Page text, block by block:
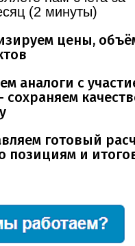
(2 минуты)
цены,
аналоги с
сохраняем
готовый
позициям и